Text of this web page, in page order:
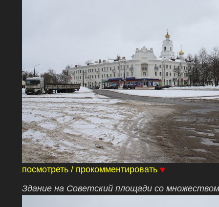
посмотреть / прокомментировать ♥
Здание на Советский площади со